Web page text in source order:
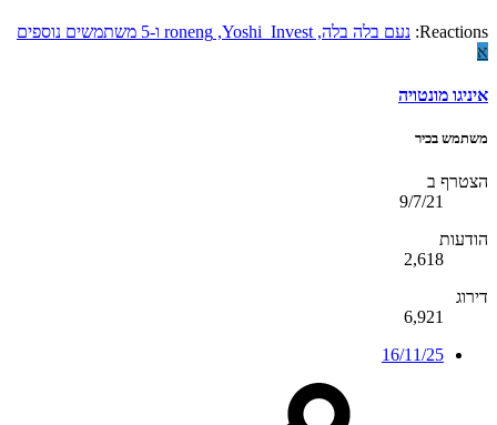
Reactions: נעם בלה בלה,
Yoshi_Invest
,
roneng ו-5 משתמשים נוספים
א
איניגו מונטויה
משתמש בכיר
הצטרף ב
9/7/21
הודעות
2,618
דירוג
6,921
16/11/25